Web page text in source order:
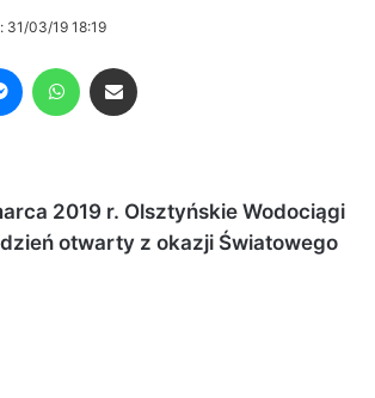
31/03/19 18:19
2019 r. Olsztyńskie Wodociągi
otwarty z okazji Światowego